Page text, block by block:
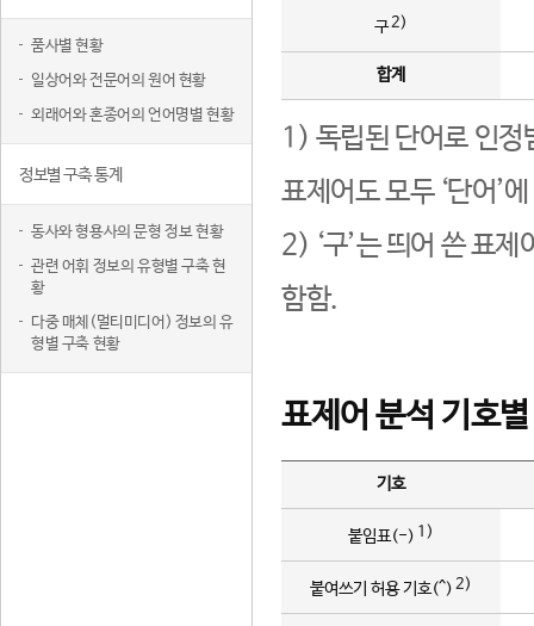
품사별 현황
일상어와 전문어의 원어 현황
외래어와 혼종어의 언어명별 현황
정보별 구축 통계
동사와 형용사의 문형 정보 현황
관련 어휘 정보의 유형별 구축 현
황
다중 매체(멀티미디어) 정보의 유
형별 구축 현황
구2)
합계
1) 독립된 단어로 인정
표제어도 모두 ‘단어’
2) ‘구’는 띄어 쓴 표
함함.
표제어 분석 기호
기호
붙임표(-) 1)
붙여쓰기 허용 기호(^) 2)